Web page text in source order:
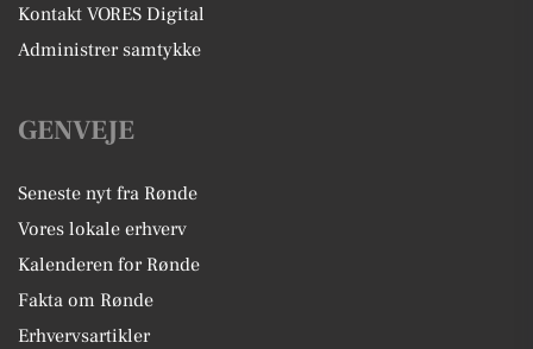
Kontakt VORES Digital
Administrer samtykke
GENVEJE
Seneste nyt fra Rønde
Vores lokale erhverv
Kalenderen for Rønde
Fakta om Rønde
Erhvervsartikler